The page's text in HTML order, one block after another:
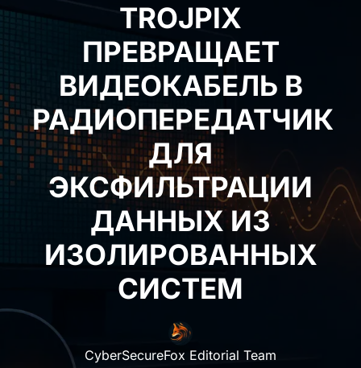
TROJPIX
ПРЕВРАЩАЕТ
ВИДЕОКАБЕЛЬ В
РАДИОПЕРЕДАТЧИК
ДЛЯ
ЭКСФИЛЬТРАЦИИ
ДАННЫХ ИЗ
ИЗОЛИРОВАННЫХ
СИСТЕМ
CyberSecureFox Editorial Team